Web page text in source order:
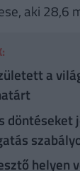
aki 28,6
a
döntéseket
helyen